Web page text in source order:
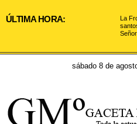
ÚLTIMA HORA:
La
sábado 8 de